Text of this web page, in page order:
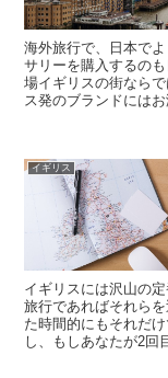
海外旅行で、日本で
サリーを購入するの
場イギリスの街なら
ス発のブランドには
イギリス
イギリスには沢山の
旅行であればそれら
た時間的にもそれだ
し、もしあなたが2回